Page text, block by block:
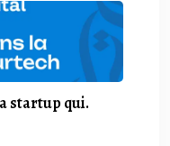
startup qui.